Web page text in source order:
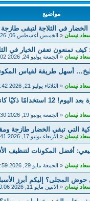
مواضيع
في الثلاجة لتبقى طازجة
نيسان«الخميس أغسطس 06, 2026 11:26 am
كيف تمنعون تعفن الخيار في
نيسان«الجمعة يوليو 24, 2026 8:02 pm
أسهل طريقة لقياس
نيسان«الثلاثاء يوليو 21, 2026 2:42 pm
لا ترموا بقايا القهوة بعد اليوم!
نيسان«الجمعة يونيو 19, 2026 1:30 pm
التي تبقي الخضار طازجة
نيسان«الأربعاء يونيو 17, 2026 8:41 am
أفضل المكونات لتنظيف
نيسان«الجمعة مايو 29, 2026 12:59 pm
المجلى؟ إليكم أبرز
نيسان«الاثنين مايو 11, 2026 10:06 am